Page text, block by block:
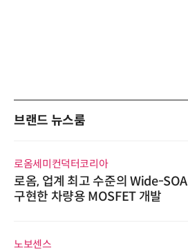
브랜드 뉴스룸
로옴세미컨덕터코리아
로옴, 업계 최고 수준의 Wide-SOA
구현한 차량용 MOSFET 개발
노보센스